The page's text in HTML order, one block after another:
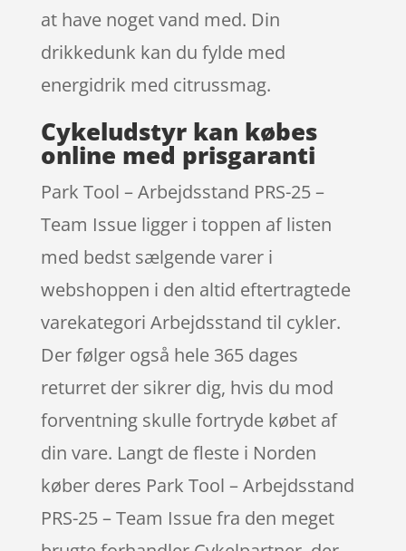
at have noget vand med. Din
drikkedunk kan du fylde med
energidrik med citrussmag.
Cykeludstyr kan købes
online med prisgaranti
Park Tool – Arbejdsstand PRS-25 –
Team Issue ligger i toppen af listen
med bedst sælgende varer i
webshoppen i den altid eftertragtede
varekategori Arbejdsstand til cykler.
Der følger også hele 365 dages
returret der sikrer dig, hvis du mod
forventning skulle fortryde købet af
din vare. Langt de fleste i Norden
køber deres Park Tool – Arbejdsstand
PRS-25 – Team Issue fra den meget